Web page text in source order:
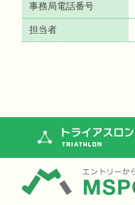
事務局電話番号
担当者
トライアスロン